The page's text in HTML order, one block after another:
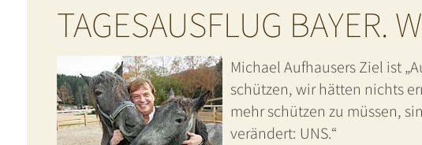
TAGESAUSFLUG BAYER.
Michael Aufhausers Ziel ist
schützen, wir hätten nichts
mehr schützen zu müssen,
verändert: UNS.“